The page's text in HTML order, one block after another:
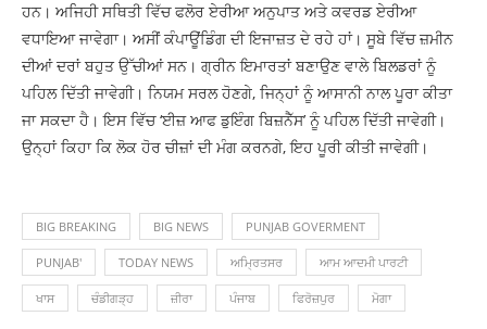
ਹਨ। ਅਜਿਹੀ ਸਥਿਤੀ ਵਿੱਚ ਫਲੋਰ ਏਰੀਆ ਅਨੁਪਾਤ ਅਤੇ ਕਵਰਡ ਏਰੀਆ
ਵਧਾਇਆ ਜਾਵੇਗਾ। ਅਸੀਂ ਕੰਪਾਊਂਡਿੰਗ ਦੀ ਇਜਾਜ਼ਤ ਦੇ ਰਹੇ ਹਾਂ। ਸੂਬੇ ਵਿੱਚ ਜ਼ਮੀਨ
ਦੀਆਂ ਦਰਾਂ ਬਹੁਤ ਉੱਚੀਆਂ ਸਨ। ਗ੍ਰੀਨ ਇਮਾਰਤਾਂ ਬਣਾਉਣ ਵਾਲੇ ਬਿਲਡਰਾਂ ਨੂੰ
ਪਹਿਲ ਦਿੱਤੀ ਜਾਵੇਗੀ। ਨਿਯਮ ਸਰਲ ਹੋਣਗੇ, ਜਿਨ੍ਹਾਂ ਨੂੰ ਆਸਾਨੀ ਨਾਲ ਪੂਰਾ ਕੀਤਾ
ਜਾ ਸਕਦਾ ਹੈ। ਇਸ ਵਿੱਚ ‘ਈਜ਼ ਆਫ ਡੁਇੰਗ ਬਿਜ਼ਨੈੱਸ’ ਨੂੰ ਪਹਿਲ ਦਿੱਤੀ ਜਾਵੇਗੀ।
ਉਨ੍ਹਾਂ ਕਿਹਾ ਕਿ ਲੋਕ ਹੋਰ ਚੀਜ਼ਾਂ ਦੀ ਮੰਗ ਕਰਨਗੇ, ਇਹ ਪੂਰੀ ਕੀਤੀ ਜਾਵੇਗੀ।
BIG BREAKING BIG NEWS PUNJAB GOVERMENT
PUNJAB' TODAY NEWS ਅਮ੍ਰਿਤਸਰ ਆਮ ਆਦਮੀ ਪਾਰਟੀ
ਖਾਸ ਚੰਡੀਗੜ੍ਹ ਜ਼ੀਰਾ ਪੰਜਾਬ ਫਿਰੋਜ਼ਪੁਰ ਮੋਗਾ